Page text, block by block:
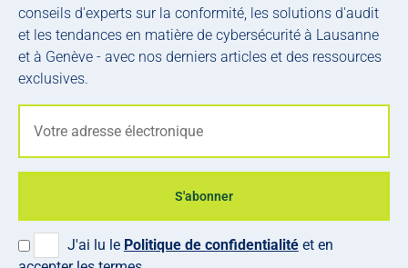
conseils d'experts sur la conformité, les solutions d'audit
et les tendances en matière de cybersécurité à Lausanne
et à Genève - avec nos derniers articles et des ressources
exclusives.
J'ai lu le Politique de confidentialitéet en
S'abonner